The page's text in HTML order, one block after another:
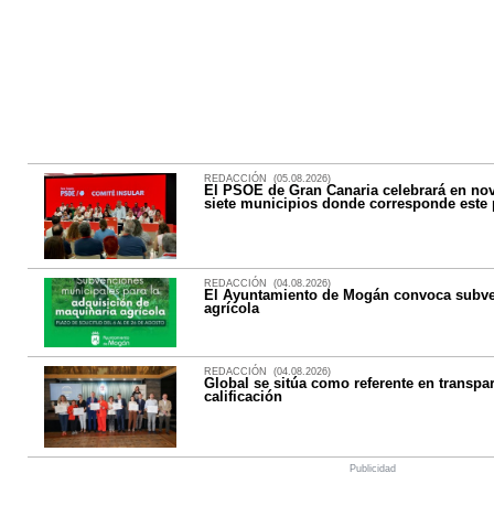
REDACCIÓN (05.08.2026)
El PSOE de Gran Canaria celebrará en
siete municipios donde corresponde este
REDACCIÓN (04.08.2026)
El Ayuntamiento de Mogán convoca
agrícola
REDACCIÓN (04.08.2026)
Global se sitúa como referente en
calificación
Publicidad